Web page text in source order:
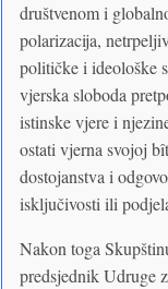
društvenom i
polarizacija,
političke i ideološke
vjerska sloboda
istinske vjere i
ostati vjerna svojoj
dostojanstva i
isključivosti ili
Nakon toga
predsjednik Udruge